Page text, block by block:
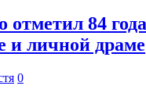
84
и личной драме
0